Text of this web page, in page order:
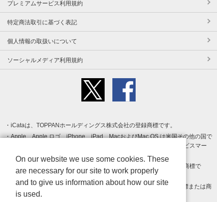
プレミアムサービス利用規約
特定商法取引に基づく表記
個人情報の取扱いについて
ソーシャルメディア利用規約
iCataは、TOPPANホールディングス株式会社の登録商標です。
Apple、Apple ロゴ、iPhone、iPad、MacおよびMac OS は米国その他の国で
登録された Apple Inc. の商標です。App Store は Apple Inc. のサービスマー
クです。
Android、Google Play および Google Play ロゴ は Google LLC の商標で
す。
Windows は Microsoft Inc.の米国およびその他の国における登録商標または商
標です。
On our website we use some cookies. These
are necessary for our site to work properly
and to give us information about how our site
is used.